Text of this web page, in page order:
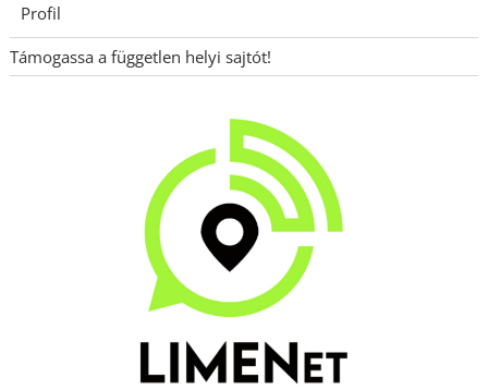
Profil
Támogassa a független helyi sajtót!